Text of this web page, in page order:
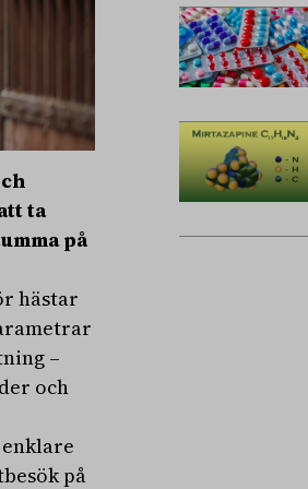
ta
på
hästar
–
och
på